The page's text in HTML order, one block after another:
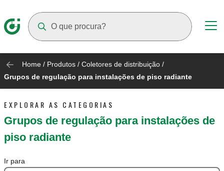
Home / Produtos / Coletores de distribuição /
Grupos de regulação para instalações de piso radiante
EXPLORAR AS CATEGORIAS
Grupos de regulação para instalações de
piso radiante
Ir para